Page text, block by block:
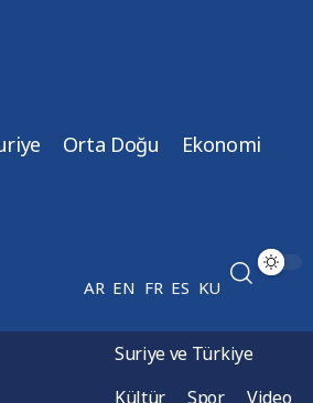
Orta Doğu Ekonomi
AR EN FR ES KU
Suriye ve Türkiye
Kültür
Spor
Video